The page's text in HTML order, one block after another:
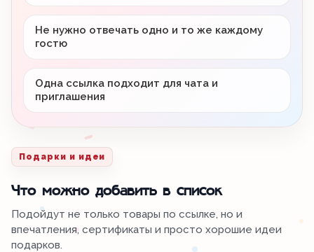
Не нужно отвечать одно и то же каждому
гостю
Одна ссылка подходит для чата и
приглашения
Подарки и идеи
Что можно добавить в список
Подойдут не только товары по ссылке, но и
впечатления, сертификаты и просто хорошие идеи
подарков.